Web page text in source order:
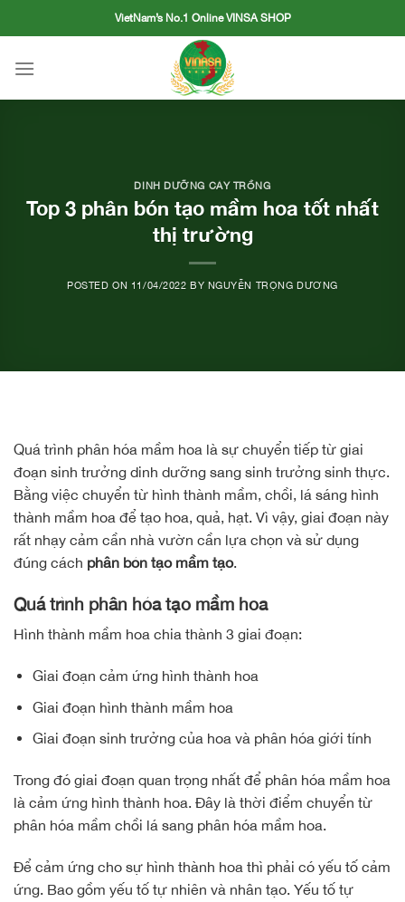
to
VietNam’s No.1 Online VINSA SHOP
DINH DƯỠNG CÂY TRỒNG
Top 3 phân bón tạo mầm hoa tốt nhất
thị trường
POSTED ON 11/04/2022 BY NGUYỄN TRỌNG DƯƠNG
Quá trình phân hóa mầm hoa là sự chuyển tiếp từ giai
đoạn sinh trưởng dinh dưỡng sang sinh trưởng sinh thực.
Bằng việc chuyển từ hình thành mầm, chồi, lá sáng hình
thành mầm hoa để tạo hoa, quả, hạt. Vì vậy, giai đoạn này
rất nhạy cảm cần nhà vườn cần lựa chọn và sử dụng
đúng cách phân bón tạo mầm tạo.
Quá trình phân hóa tạo mầm hoa
Hình thành mầm hoa chia thành 3 giai đoạn:
Giai đoạn cảm ứng hình thành hoa
Giai đoạn hình thành mầm hoa
Giai đoạn sinh trưởng của hoa và phân hóa giới tính
Trong đó giai đoạn quan trọng nhất để phân hóa mầm hoa
là cảm ứng hình thành hoa. Đây là thời điểm chuyển từ
phân hóa mầm chồi lá sang phân hóa mầm hoa.
Để cảm ứng cho sự hình thành hoa thì phải có yếu tố cảm
ứng. Bao gồm yếu tố tự nhiên và nhân tạo. Yếu tố tự